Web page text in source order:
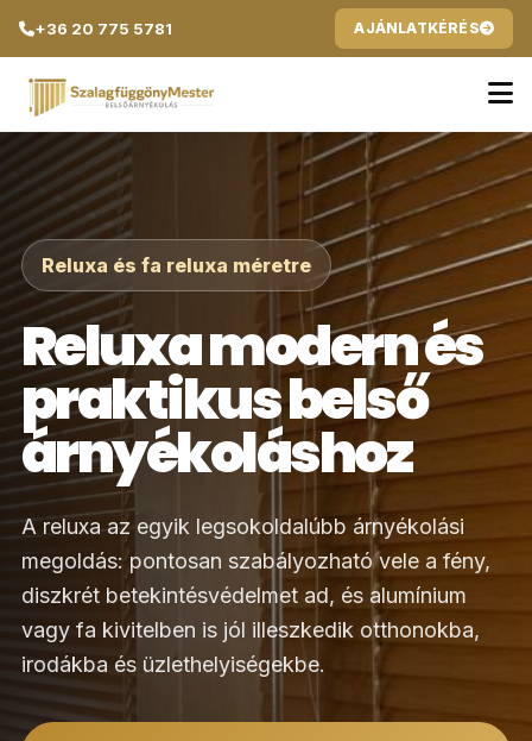
+36 20 775 5781 AJÁNLATKÉRÉS
Reluxa és fa reluxa méretre
Reluxa modern és
praktikus belső
árnyékoláshoz
A reluxa az egyik legsokoldalúbb árnyékolási
megoldás: pontosan szabályozható vele a fény,
diszkrét betekintésvédelmet ad, és alumínium
vagy fa kivitelben is jól illeszkedik otthonokba,
irodákba és üzlethelyiségekbe.